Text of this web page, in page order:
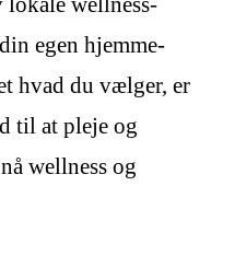
egen hjemme-
hvad du vælger, er
til at pleje og
wellness og